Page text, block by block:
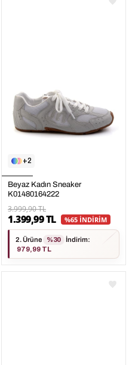
2
Beyaz Kadın Sneaker
K01480164222
3.999,90 TL
1.399,99 TL %65 İNDİRİM
2. Ürüne %30 İndirim:
979,99 TL